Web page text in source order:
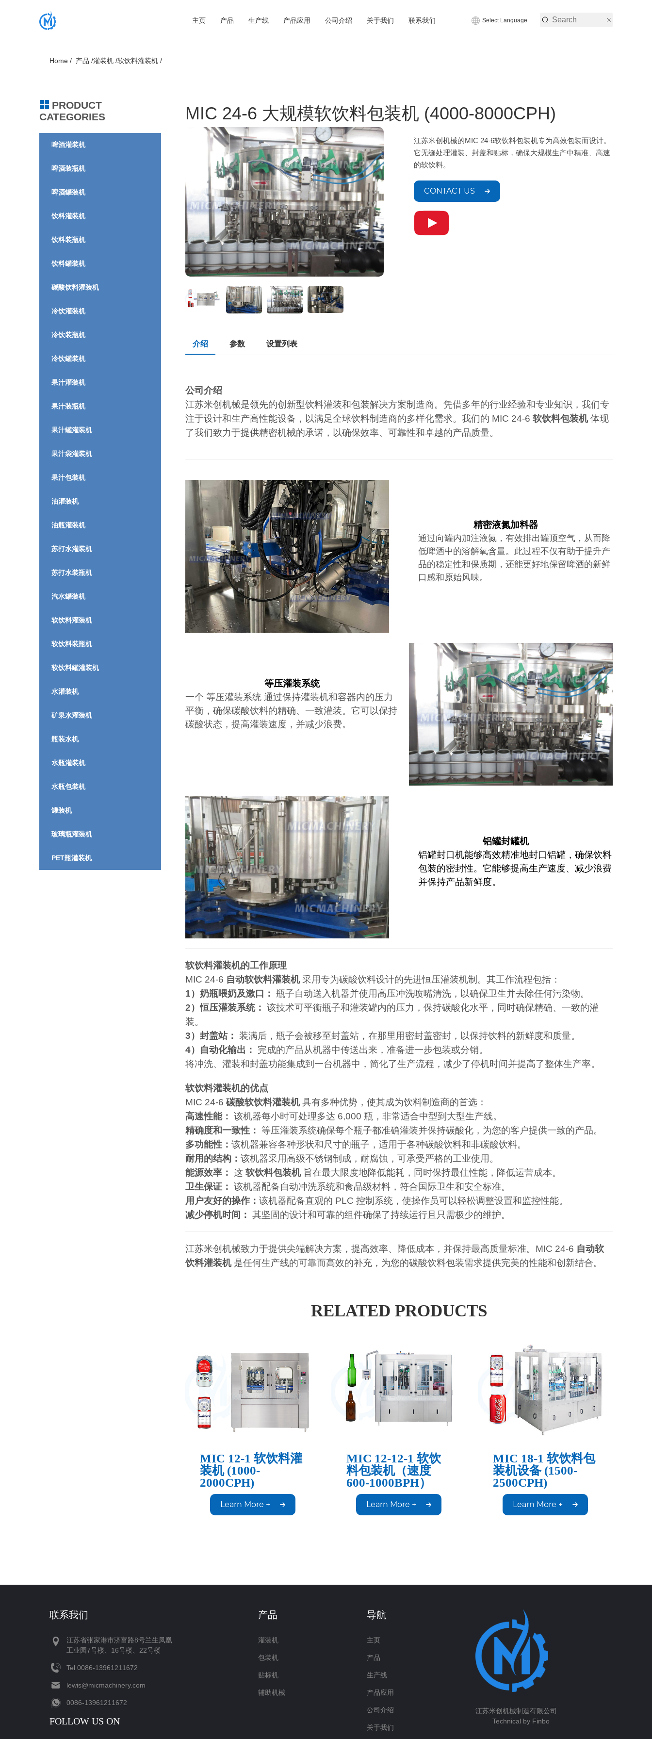
主页 产品 生产线 产品应用 公司介绍 关于我们 联系我们 Select Language
Home / 产品 /灌装机 /软饮料灌装机 /
PRODUCT
CATEGORIES
啤酒灌装机
啤酒装瓶机
啤酒罐装机
饮料灌装机
饮料装瓶机
饮料罐装机
碳酸饮料灌装机
冷饮灌装机
冷饮装瓶机
冷饮罐装机
果汁灌装机
果汁装瓶机
果汁罐灌装机
果汁袋灌装机
果汁包装机
油灌装机
油瓶灌装机
苏打水灌装机
苏打水装瓶机
汽水罐装机
软饮料灌装机
软饮料装瓶机
软饮料罐灌装机
水灌装机
矿泉水灌装机
瓶装水机
水瓶灌装机
水瓶包装机
罐装机
玻璃瓶灌装机
PET瓶灌装机
MIC 24-6 大规模软饮料包装机 (4000-8000CPH)
江苏米创机械的MIC 24-6软饮料包装机专为高效包装而设计。
它无缝处理灌装、封盖和贴标，确保大规模生产中精准、高速
的软饮料。
CONTACT US
介绍 参数 设置列表
公司介绍
江苏米创机械是领先的创新型饮料灌装和包装解决方案制造商。凭借多年的行业经验和专业知识，我们专
注于设计和生产高性能设备，以满足全球饮料制造商的多样化需求。我们的 MIC 24-6 软饮料包装机体现
了我们致力于提供精密机械的承诺，以确保效率、可靠性和卓越的产品质量。
精密液氮加料器
通过向罐内加注液氮，有效排出罐顶空气，从而降
低啤酒中的溶解氧含量。此过程不仅有助于提升产
品的稳定性和保质期，还能更好地保留啤酒的新鲜
口感和原始风味。
等压灌装系统
一个 等压灌装系统通过保持灌装机和容器内的压力
平衡，确保碳酸饮料的精确、一致灌装。它可以保持
碳酸状态，提高灌装速度，并减少浪费。
铝罐封罐机
铝罐封口机能够高效精准地封口铝罐，确保饮料
包装的密封性。它能够提高生产速度、减少浪费
并保持产品新鲜度。
软饮料灌装机的工作原理
MIC 24-6 自动软饮料灌装机采用专为碳酸饮料设计的先进恒压灌装机制。其工作流程包括：
1）奶瓶喂奶及漱口： 瓶子自动送入机器并使用高压冲洗喷嘴清洗，以确保卫生并去除任何污染物。
2）恒压灌装系统： 该技术可平衡瓶子和灌装罐内的压力，保持碳酸化水平，同时确保精确、一致的灌
装。
3）封盖站： 装满后，瓶子会被移至封盖站，在那里用密封盖密封，以保持饮料的新鲜度和质量。
4）自动化输出：
完成的产品从机器中传送出来，准备进一步包装或分销。
将冲洗、灌装和封盖功能集成到一台机器中，简化了生产流程，减少了停机时间并提高了整体生产率。
软饮料灌装机的优点
MIC 24-6 碳酸软饮料灌装机具有多种优势，使其成为饮料制造商的首选：
高速性能： 该机器每小时可处理多达 6,000 瓶，非常适合中型到大型生产线。
精确度和一致性： 等压灌装系统确保每个瓶子都准确灌装并保持碳酸化，为您的客户提供一致的产品。
多功能性： 该机器兼容各种形状和尺寸的瓶子，适用于各种碳酸饮料和非碳酸饮料。
耐用的结构： 该机器采用高级不锈钢制成，耐腐蚀，可承受严格的工业使用。
能源效率： 这 软饮料包装机旨在最大限度地降低能耗，同时保持最佳性能，降低运营成本。
卫生保证： 该机器配备自动冲洗系统和食品级材料，符合国际卫生和安全标准。
用户友好的操作： 该机器配备直观的 PLC 控制系统，使操作员可以轻松调整设置和监控性能。
减少停机时间： 其坚固的设计和可靠的组件确保了持续运行且只需极少的维护。
江苏米创机械致力于提供尖端解决方案，提高效率、降低成本，并保持最高质量标准。MIC 24-6 自动软
饮料灌装机是任何生产线的可靠而高效的补充，为您的碳酸饮料包装需求提供完美的性能和创新结合。
RELATED PRODUCTS
MIC 12-1 软饮料灌
装机 (1000-
2000CPH)
Learn More +
MIC 12-12-1 软饮
料包装机（速度
600-1000BPH）
Learn More +
MIC 18-1 软饮料包
装机设备 (1500-
2500CPH)
Learn More +
联系我们
江苏省张家港市济富路8号兰生凤凰
工业园7号楼、16号楼、22号楼
Tel ‪0086-13961211672‬
lewis@micmachinery.com
‪0086-13961211672‬
FOLLOW US ON
产品
灌装机
包装机
贴标机
辅助机械
导航
主页
产品
生产线
产品应用
公司介绍
关于我们
江苏米创机械制造有限公司
Technical by Finbo